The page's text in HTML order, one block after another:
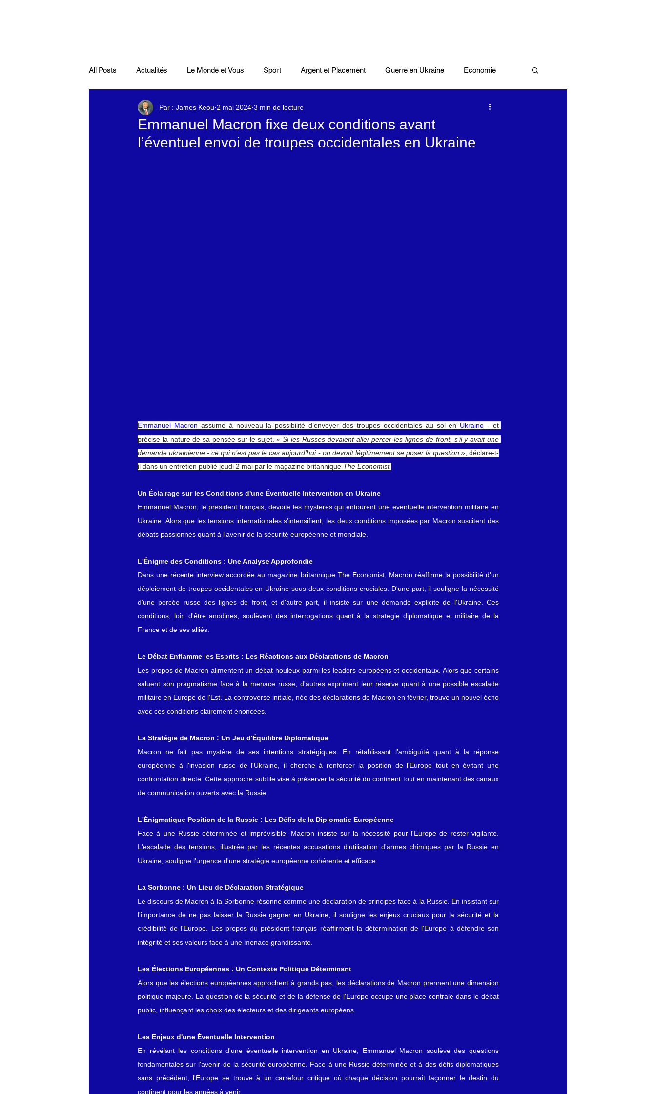
All Posts Actualités Le Monde et Vous Sport Argent et Placement Guerre en Ukraine Economie
économie française Cinéma Scènes
Musiques Science Podcasts Mode Coupe du monde Rugby Lybie Jeux olympiques Paris 2024
Emmanuel Macron fixe deux conditions avant
l’éventuel envoi de troupes occidentales en Ukraine
Par : James Keou 2 mai 2024 3 min de lecture
Emmanuel Macron assume à nouveau la possibilité d’envoyer des troupes occidentales au sol en Ukraine - et
précise la nature de sa pensée sur le sujet. « Si les Russes devaient aller percer les lignes de front, s’il y avait une
demande ukrainienne - ce qui n’est pas le cas aujourd’hui - on devrait légitimement se poser la question », déclare-t-
il dans un entretien publié jeudi 2 mai par le magazine britannique The Economist.
Un Éclairage sur les Conditions d'une Éventuelle Intervention en Ukraine
Emmanuel Macron, le président français, dévoile les mystères qui entourent une éventuelle intervention militaire en
Ukraine. Alors que les tensions internationales s'intensifient, les deux conditions imposées par Macron suscitent des
débats passionnés quant à l'avenir de la sécurité européenne et mondiale.
L'Énigme des Conditions : Une Analyse Approfondie
Dans une récente interview accordée au magazine britannique The Economist, Macron réaffirme la possibilité d'un
déploiement de troupes occidentales en Ukraine sous deux conditions cruciales. D'une part, il souligne la nécessité
d'une percée russe des lignes de front, et d'autre part, il insiste sur une demande explicite de l'Ukraine. Ces
conditions, loin d'être anodines, soulèvent des interrogations quant à la stratégie diplomatique et militaire de la
France et de ses alliés.
Le Débat Enflamme les Esprits : Les Réactions aux Déclarations de Macron
Les propos de Macron alimentent un débat houleux parmi les leaders européens et occidentaux. Alors que certains
saluent son pragmatisme face à la menace russe, d'autres expriment leur réserve quant à une possible escalade
militaire en Europe de l'Est. La controverse initiale, née des déclarations de Macron en février, trouve un nouvel écho
avec ces conditions clairement énoncées.
La Stratégie de Macron : Un Jeu d'Équilibre Diplomatique
Macron ne fait pas mystère de ses intentions stratégiques. En rétablissant l'ambiguïté quant à la réponse
européenne à l'invasion russe de l'Ukraine, il cherche à renforcer la position de l'Europe tout en évitant une
confrontation directe. Cette approche subtile vise à préserver la sécurité du continent tout en maintenant des canaux
de communication ouverts avec la Russie.
L'Énigmatique Position de la Russie : Les Défis de la Diplomatie Européenne
Face à une Russie déterminée et imprévisible, Macron insiste sur la nécessité pour l'Europe de rester vigilante.
L'escalade des tensions, illustrée par les récentes accusations d'utilisation d'armes chimiques par la Russie en
Ukraine, souligne l'urgence d'une stratégie européenne cohérente et efficace.
La Sorbonne : Un Lieu de Déclaration Stratégique
Le discours de Macron à la Sorbonne résonne comme une déclaration de principes face à la Russie. En insistant sur
l'importance de ne pas laisser la Russie gagner en Ukraine, il souligne les enjeux cruciaux pour la sécurité et la
crédibilité de l'Europe. Les propos du président français réaffirment la détermination de l'Europe à défendre son
intégrité et ses valeurs face à une menace grandissante.
Les Élections Européennes : Un Contexte Politique Déterminant
Alors que les élections européennes approchent à grands pas, les déclarations de Macron prennent une dimension
politique majeure. La question de la sécurité et de la défense de l'Europe occupe une place centrale dans le débat
public, influençant les choix des électeurs et des dirigeants européens.
Les Enjeux d'une Éventuelle Intervention
En révélant les conditions d'une éventuelle intervention en Ukraine, Emmanuel Macron soulève des questions
fondamentales sur l'avenir de la sécurité européenne. Face à une Russie déterminée et à des défis diplomatiques
sans précédent, l'Europe se trouve à un carrefour critique où chaque décision pourrait façonner le destin du
continent pour les années à venir.